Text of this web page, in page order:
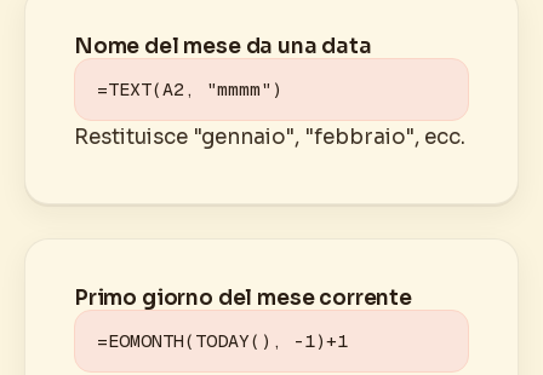
Nome del mese da una data
=TEXT(A2, "mmmm")
Restituisce "gennaio", "febbraio", ecc.
Primo giorno del mese corrente
=EOMONTH(TODAY(), -1)+1